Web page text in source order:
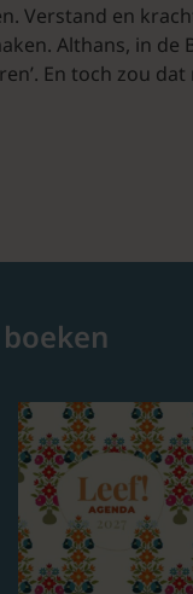
Verstand en
Althans, in de
En toch zou